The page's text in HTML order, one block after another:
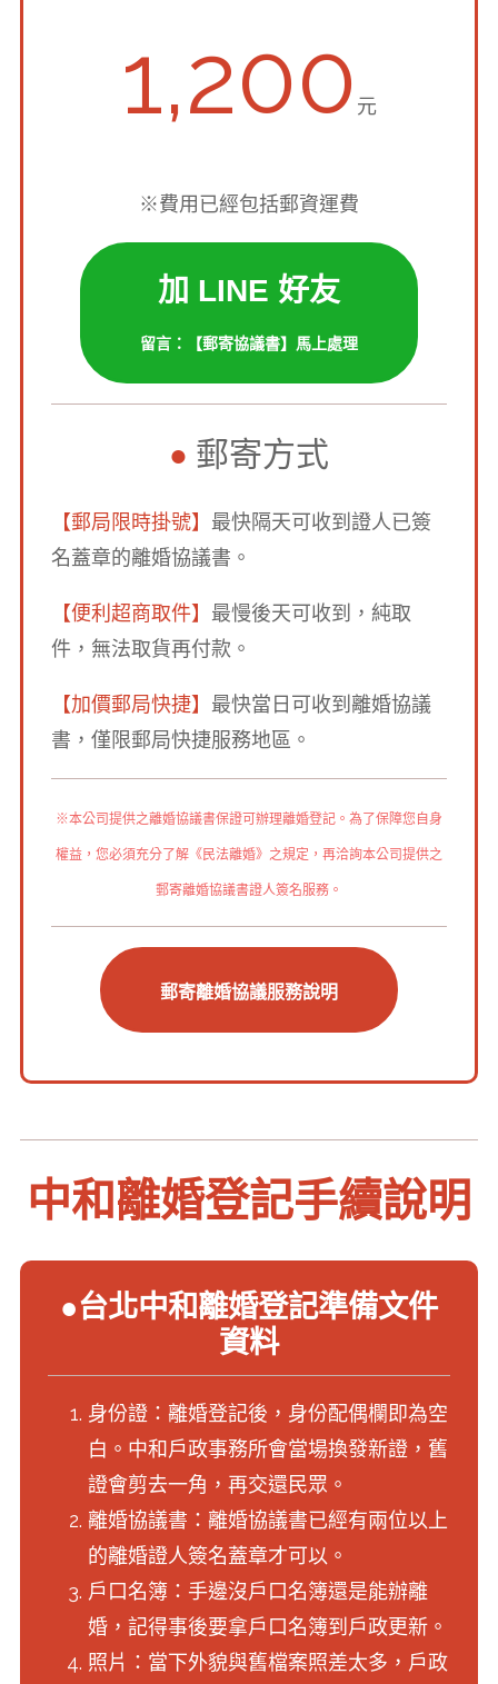
1,200 元
※費用已經包括郵資運費
加 LINE 好友
留言：【郵寄協議書】馬上處理
● 郵寄方式
【郵局限時掛號】 最快隔天可收到證人已簽
名蓋章的離婚協議書。
【便利超商取件】 最慢後天可收到，純取
件，無法取貨再付款。
【加價郵局快捷】 最快當日可收到離婚協議
書，僅限郵局快捷服務地區。
※本公司提供之離婚協議書保證可辦理離婚登記。為了保障您自身
權益，您必須充分了解《民法離婚》之規定，再洽詢本公司提供之
郵寄離婚協議書證人簽名服務。
郵寄離婚協議服務說明
中和離婚登記手續說明
●台北中和離婚登記準備文件
資料
身份證：離婚登記後，身份配偶欄即為空
白。中和戶政事務所會當場換發新證，舊
證會剪去一角，再交還民眾。
離婚協議書：離婚協議書已經有兩位以上
的離婚證人簽名蓋章才可以。
戶口名簿：手邊沒戶口名簿還是能辦離
婚，記得事後要拿戶口名簿到戶政更新。
照片：當下外貌與舊檔案照差太多，戶政